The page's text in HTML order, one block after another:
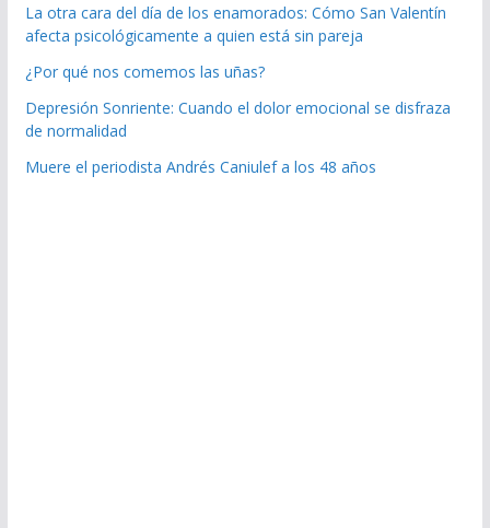
La otra cara del día de los enamorados: Cómo San Valentín
afecta psicológicamente a quien está sin pareja
¿Por qué nos comemos las uñas?
Depresión Sonriente: Cuando el dolor emocional se disfraza
de normalidad
Muere el periodista Andrés Caniulef a los 48 años